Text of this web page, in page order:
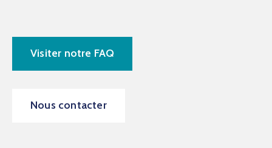
Visiter notre FAQ
Nous contacter